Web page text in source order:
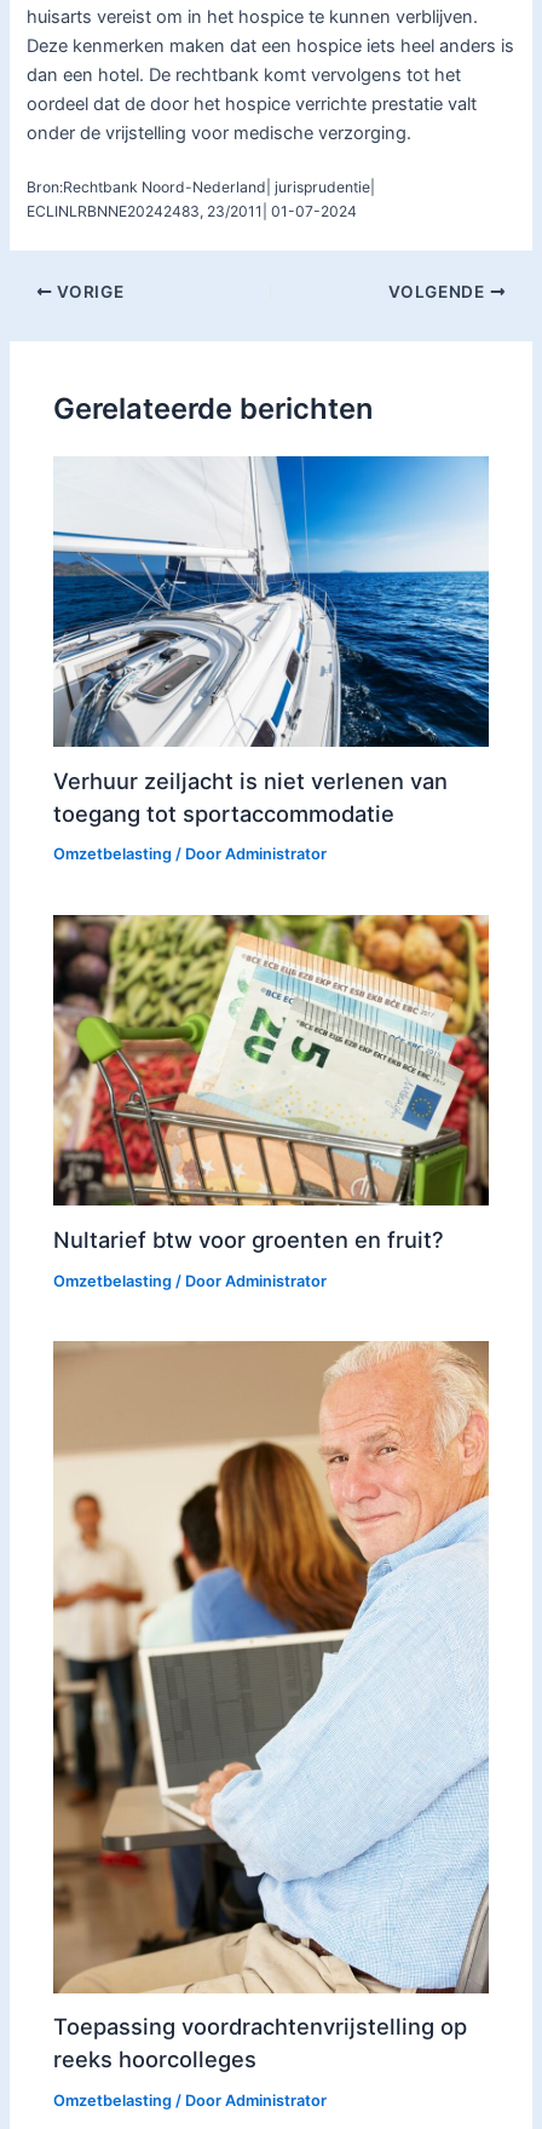
huisarts vereist om in het hospice te kunnen verblijven.
Deze kenmerken maken dat een hospice iets heel anders is
dan een hotel. De rechtbank komt vervolgens tot het
oordeel dat de door het hospice verrichte prestatie valt
onder de vrijstelling voor medische verzorging.
Bron:Rechtbank Noord-Nederland| jurisprudentie|
ECLINLRBNNE20242483, 23/2011| 01-07-2024
VORIGE VOLGENDE
Gerelateerde berichten
Verhuur zeiljacht is niet verlenen van
toegang tot sportaccommodatie
Omzetbelasting / DoorAdministrator
Nultarief btw voor groenten en fruit?
Omzetbelasting / DoorAdministrator
Toepassing voordrachtenvrijstelling op
reeks hoorcolleges
Omzetbelasting / DoorAdministrator